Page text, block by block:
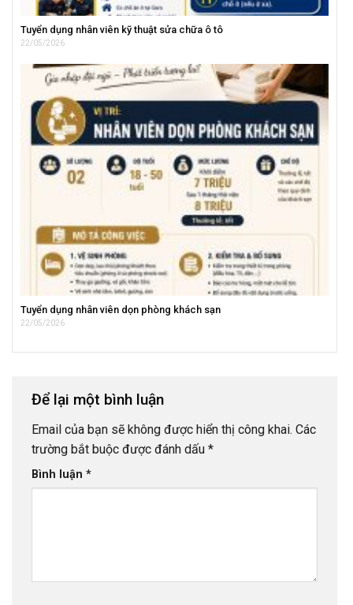
Tuyển dụng nhân viên kỹ thuật sửa chữa ô tô
22/05/2026
Tuyển dụng nhân viên dọn phòng khách sạn
22/05/2026
Để lại một bình luận
Email của bạn sẽ không được hiển thị công khai. Các
trường bắt buộc được đánh dấu *
Bình luận *